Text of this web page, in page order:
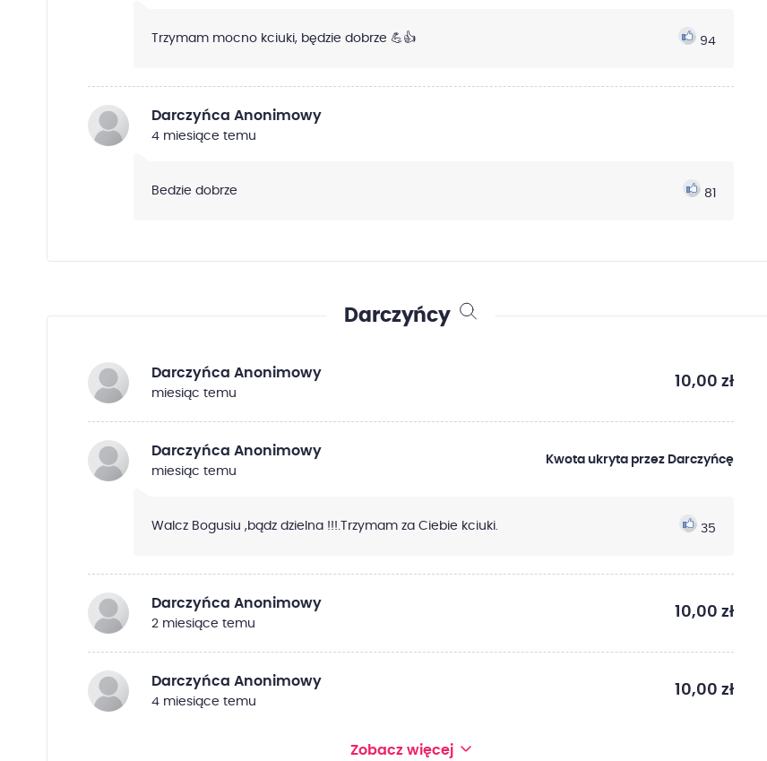
Trzymam mocno kciuki, będzie dobrze 💪👍 94
Darczyńca Anonimowy
4 miesiące temu
Bedzie dobrze 81
Darczyńcy
Darczyńca Anonimowy
miesiąc temu
10,00 zł
Darczyńca Anonimowy
miesiąc temu
Kwota ukryta przez Darczyńcę
Walcz Bogusiu ,bądz dzielna !!!.Trzymam za Ciebie kciuki. 35
Darczyńca Anonimowy
2 miesiące temu
10,00 zł
Darczyńca Anonimowy
4 miesiące temu
10,00 zł
Zobacz więcej